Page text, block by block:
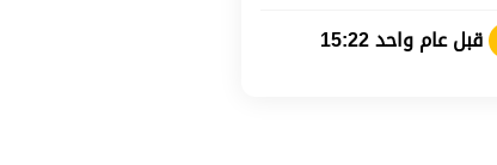
قبل عام واحد 15:22